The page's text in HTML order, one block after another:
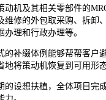
及其相关零部件的
维修的外包取采购、拆卸
理和行政办理等。
缀体例能够帮帮客户避
将策动机恢复到可用形态
想扶植，全体项目完成